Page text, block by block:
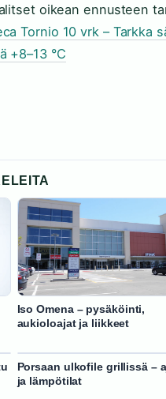
oikean ennusteen
Tornio 10 vrk – Tarkka
+8–13 °C
Iso Omena – pysäköinti,
aukioloajat ja liikkeet
Porsaan ulkofile grillissä –
ja lämpötilat